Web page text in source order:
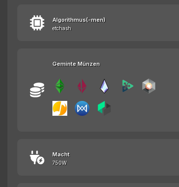
Algorithmus(-men)
etchash
Geminte Münzen
Macht
750W